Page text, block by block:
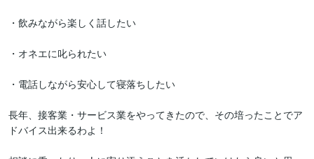
・飲みながら楽しく話したい
・オネエに叱られたい
・電話しながら安心して寝落ちしたい
長年、接客業・サービス業をやってきたので、その培ったことでア
ドバイス出来るわよ！